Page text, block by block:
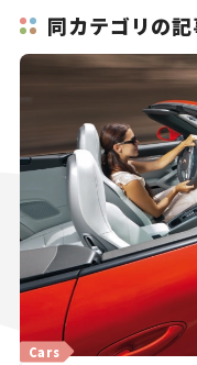
同カテゴリの
Cars